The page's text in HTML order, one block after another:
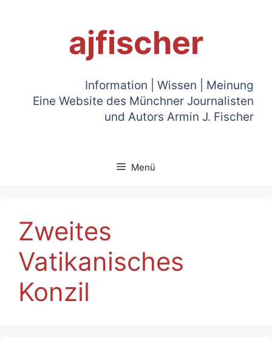
ajfischer
Information | Wissen | Meinung
Eine Website des Münchner Journalisten
und Autors Armin J. Fischer
Menü
Zweites
Vatikanisches
Konzil